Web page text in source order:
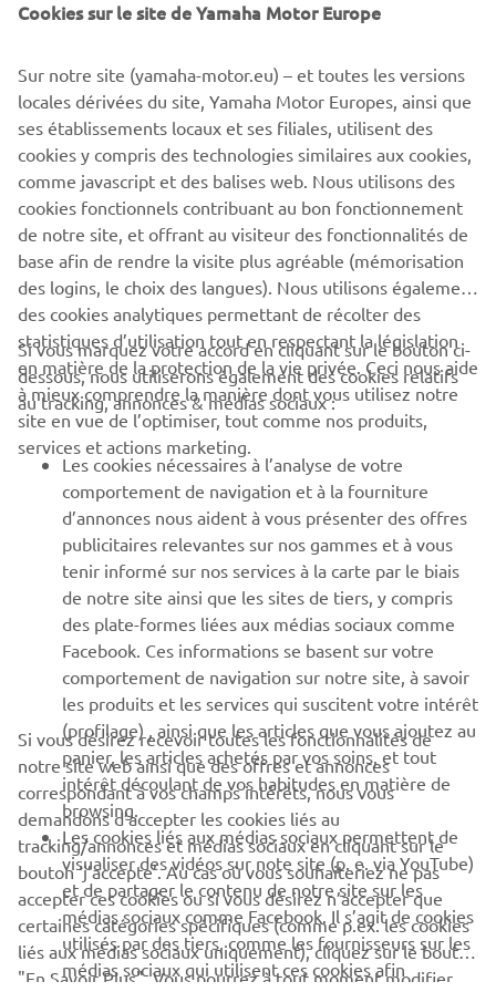
Pour 2020, Yamaha présente le modèle le plus sportif et
le plus puissant jamais créé en 20 années de présence
dans ce segment. Doté d'un moteur de plus forte
cylindrée et d'un habillage plus dynamique et agressif que
jamais, le nouveau TMAX passe à la vitesse supérieure.
CORPORATE
BUSINESS
PLUS YAMAHA
SUPPORT
NEWSLETTER
Découvrez en exclusivité les dernières offres, les événements
spéciaux, les nouveautés et bien plus encore
S'ABONNER
Lisez notre politique de confidentialité pour savoir comment
nous traitons vos données personnelles :Politique de
Confidentialité
Sur notre site (yamaha-motor.eu) – et toutes les versions
locales dérivées du site, Yamaha Motor Europes, ainsi que
ses établissements locaux et ses filiales, utilisent des
cookies y compris des technologies similaires aux cookies,
comme javascript et des balises web. Nous utilisons des
cookies fonctionnels contribuant au bon fonctionnement
de notre site, et offrant au visiteur des fonctionnalités de
base afin de rendre la visite plus agréable (mémorisation
des logins, le choix des langues). Nous utilisons également
des cookies analytiques permettant de récolter des
statistiques d’utilisation tout en respectant la législation
en matière de la protection de la vie privée. Ceci nous aide
à mieux comprendre la manière dont vous utilisez notre
site en vue de l’optimiser, tout comme nos produits,
services et actions marketing.
Si vous marquez votre accord en cliquant sur le bouton ci-
dessous, nous utiliserons également des cookies relatifs
au tracking, annonces & médias sociaux :
Les cookies nécessaires à l’analyse de votre
comportement de navigation et à la fourniture
d’annonces nous aident à vous présenter des offres
publicitaires relevantes sur nos gammes et à vous
tenir informé sur nos services à la carte par le biais
de notre site ainsi que les sites de tiers, y compris
des plate-formes liées aux médias sociaux comme
Facebook. Ces informations se basent sur votre
comportement de navigation sur notre site, à savoir
les produits et les services qui suscitent votre intérêt
(profilage) , ainsi que les articles que vous ajoutez au
panier, les articles achetés par vos soins, et tout
intérêt découlant de vos habitudes en matière de
browsing.
Les cookies liés aux médias sociaux permettent de
visualiser des vidéos sur note site (p. e. via YouTube)
et de partager le contenu de notre site sur les
médias sociaux comme Facebook. Il s’agit de cookies
utilisés par des tiers, comme les fournisseurs sur les
médias sociaux qui utilisent ces cookies afin
d’analyser votre comportement de navigation sur
Si vous désirez recevoir toutes les fonctionnalités de
notre site web ainsi que des offres et annonces
correspondant à vos champs intérêts, nous vous
demandons d’accepter les cookies liés au
tracking/annonces et médias sociaux en cliquant sur le
bouton ‘j’accepte’. Au cas où vous souhaiteriez ne pas
accepter ces cookies ou si vous désirez n’accepter que
certaines catégories spécifiques (comme p.ex. les cookies
liés aux médias sociaux uniquement), cliquez sur le bouton
"En Savoir Plus". Vous pourrez à tout moment modifier